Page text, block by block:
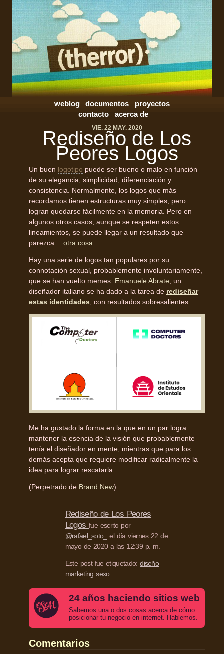
weblog documentos
proyectos
contacto
acerca de
VIE. 22 MAY. 2020
Rediseño de Los
Peores Logos
Un buen logotipo puede ser bueno o malo en función
de su elegancia, simplicidad, diferenciación y
consistencia. Normalmente, los logos que más
recordamos tienen estructuras muy simples, pero
logran quedarse fácilmente en la memoria. Pero en
algunos otros casos, aunque se respeten estos
lineamientos, se puede llegar a un resultado que
parezca… otra cosa
Hay una serie de logos tan populares por su
connotación sexual, probablemente involuntariamente,
que se han vuelto memes. Emanuele Abrate , un
diseñador italiano se ha dado a la tarea de rediseñar
estas identidades , con resultados sobresalientes.
Me ha gustado la forma en la que en un par logra
mantener la esencia de la visión que probablemente
tenía el diseñador en mente, mientras que para los
demás acepta que requiere modificar radicalmente la
idea para lograr rescatarla.
(Perpetrado de Brand New)
Rediseño de Los Peores
Logos fue escrito por
@rafael_soto_
el día viernes 22 de
mayo de 2020 a las 12:39 p. m.
Este post fue etiquetado:diseño
marketing sexo
24 años haciendo sitios web
Sabemos una o dos cosas acerca de cómo
posicionar tu negocio en internet. Hablemos.
Comentarios